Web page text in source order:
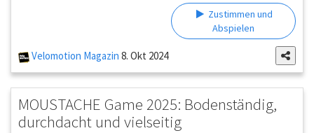
Zustimmen und
Abspielen
Velomotion Magazin 8. Okt 2024
MOUSTACHE Game 2025: Bodenständig,
durchdacht und vielseitig